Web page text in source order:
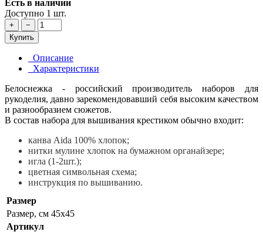
Есть в наличии
Доступно 1 шт.
+
−
Купить
Описание
Характеристики
Белоснежка - российский производитель наборов для
рукоделия, давно зарекомендовавший себя высоким качеством
и разнообразием сюжетов.
В состав набора для вышивания крестиком обычно входит:
канва Aida 100% хлопок;
нитки мулине хлопок на бумажном органайзере;
игла (1-2шт.);
цветная символьная схема;
инструкция по вышиванию.
Размер
Размер, см 45x45
Артикул